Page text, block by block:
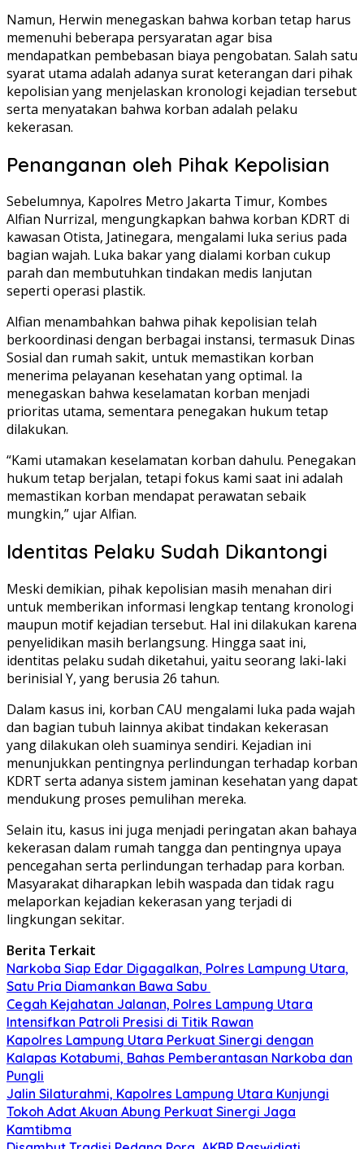
Namun, Herwin menegaskan bahwa korban tetap harus
memenuhi beberapa persyaratan agar bisa
mendapatkan pembebasan biaya pengobatan. Salah satu
syarat utama adalah adanya surat keterangan dari pihak
kepolisian yang menjelaskan kronologi kejadian tersebut
serta menyatakan bahwa korban adalah pelaku
kekerasan.
Penanganan oleh Pihak Kepolisian
Sebelumnya, Kapolres Metro Jakarta Timur, Kombes
Alfian Nurrizal, mengungkapkan bahwa korban KDRT di
kawasan Otista, Jatinegara, mengalami luka serius pada
bagian wajah. Luka bakar yang dialami korban cukup
parah dan membutuhkan tindakan medis lanjutan
seperti operasi plastik.
Alfian menambahkan bahwa pihak kepolisian telah
berkoordinasi dengan berbagai instansi, termasuk Dinas
Sosial dan rumah sakit, untuk memastikan korban
menerima pelayanan kesehatan yang optimal. Ia
menegaskan bahwa keselamatan korban menjadi
prioritas utama, sementara penegakan hukum tetap
dilakukan.
“Kami utamakan keselamatan korban dahulu. Penegakan
hukum tetap berjalan, tetapi fokus kami saat ini adalah
memastikan korban mendapat perawatan sebaik
mungkin,” ujar Alfian.
Identitas Pelaku Sudah Dikantongi
Meski demikian, pihak kepolisian masih menahan diri
untuk memberikan informasi lengkap tentang kronologi
maupun motif kejadian tersebut. Hal ini dilakukan karena
penyelidikan masih berlangsung. Hingga saat ini,
identitas pelaku sudah diketahui, yaitu seorang laki-laki
berinisial Y, yang berusia 26 tahun.
Dalam kasus ini, korban CAU mengalami luka pada wajah
dan bagian tubuh lainnya akibat tindakan kekerasan
yang dilakukan oleh suaminya sendiri. Kejadian ini
menunjukkan pentingnya perlindungan terhadap korban
KDRT serta adanya sistem jaminan kesehatan yang dapat
mendukung proses pemulihan mereka.
Selain itu, kasus ini juga menjadi peringatan akan bahaya
kekerasan dalam rumah tangga dan pentingnya upaya
pencegahan serta perlindungan terhadap para korban.
Masyarakat diharapkan lebih waspada dan tidak ragu
melaporkan kejadian kekerasan yang terjadi di
lingkungan sekitar.
Berita Terkait
Narkoba Siap Edar Digagalkan, Polres Lampung Utara,
Satu Pria Diamankan Bawa Sabu
Cegah Kejahatan Jalanan, Polres Lampung Utara
Intensifkan Patroli Presisi di Titik Rawan
Kapolres Lampung Utara Perkuat Sinergi dengan
Kalapas Kotabumi, Bahas Pemberantasan Narkoba dan
Pungli
Jalin Silaturahmi, Kapolres Lampung Utara Kunjungi
Tokoh Adat Akuan Abung Perkuat Sinergi Jaga
Kamtibma